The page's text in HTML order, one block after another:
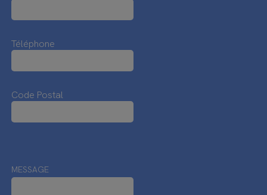
Téléphone
Code Postal
MESSAGE